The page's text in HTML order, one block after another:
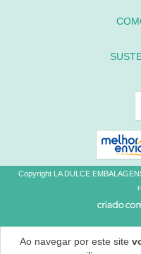
Ao navegar por este site
Copyright LA DULCE